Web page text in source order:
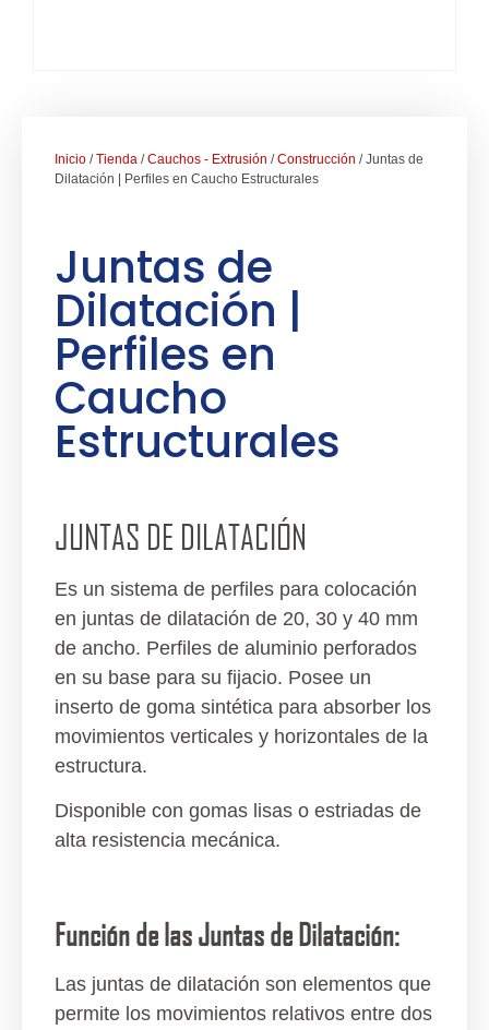
Inicio /Tienda /Cauchos - Extrusión /Construcción / Juntas de
Dilatación | Perfiles en Caucho Estructurales
Juntas de
Dilatación |
Perfiles en
Caucho
Estructurales
JUNTAS DE DILATACIÓN
Es un sistema de perfiles para colocación
en juntas de dilatación de 20, 30 y 40 mm
de ancho. Perfiles de aluminio perforados
en su base para su fijacio. Posee un
inserto de goma sintética para absorber los
movimientos verticales y horizontales de la
estructura.
Disponible con gomas lisas o estriadas de
alta resistencia mecánica.
Función de las Juntas de Dilatación:
Las juntas de dilatación son elementos que
permite los movimientos relativos entre dos